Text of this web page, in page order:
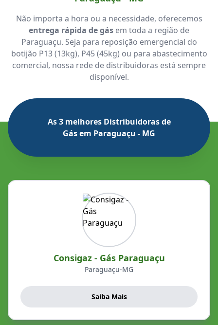
Não importa a hora ou a necessidade, oferecemos
entrega rápida de gás em toda a região de
Paraguaçu. Seja para reposição emergencial do
botijão P13 (13kg), P45 (45kg) ou para abastecimento
comercial, nossa rede de distribuidoras está sempre
disponível.
As 3 melhores Distribuidoras de
Gás em Paraguaçu - MG
Consigaz - Gás Paraguaçu
Paraguaçu-MG
Saiba Mais